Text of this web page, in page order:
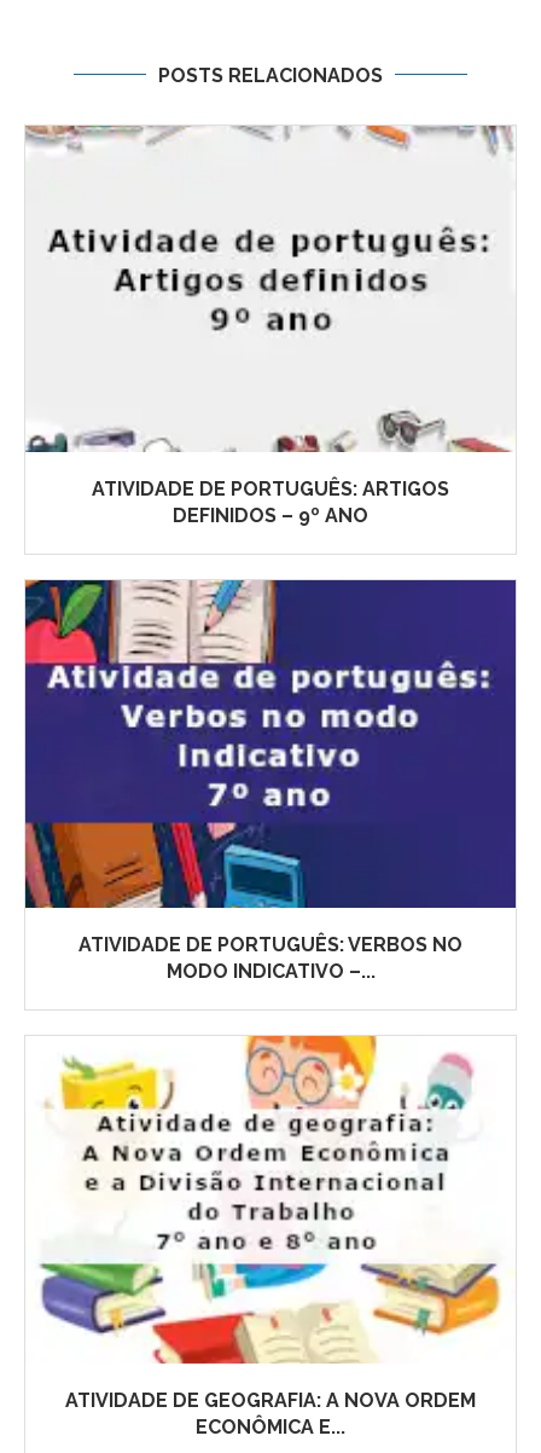
POSTS RELACIONADOS
ATIVIDADE DE PORTUGUÊS: ARTIGOS
DEFINIDOS – 9º ANO
ATIVIDADE DE PORTUGUÊS: VERBOS NO
MODO INDICATIVO –...
ATIVIDADE DE GEOGRAFIA: A NOVA ORDEM
ECONÔMICA E...